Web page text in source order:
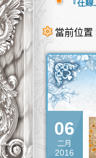
當前位置
06
二月
2016
『在